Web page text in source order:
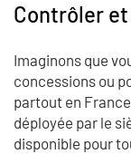
Contrôler
Imaginons que
concessions ou
partout en
déployée par le
disponible pour